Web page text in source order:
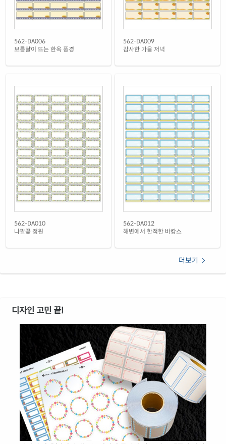
녹색 방수 레이저
CL562GP-DV073레이저 전용
재질 설명
노란색 방수 레이저
CL562YP-DV073
레이저 전용
562-DA006
보름달이 뜨는 한옥 풍경
562-DA009
감사한 가을 저녁
562-DA010
나팔꽃 정원
562-DA012
해변에서 한적한 바캉스
더보기
디자인 고민 끝!